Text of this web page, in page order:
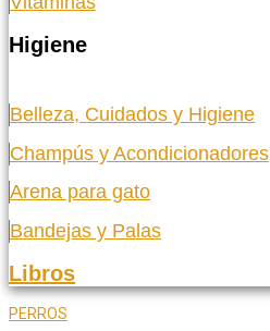
Higiene
Belleza, Cuidados y Higiene
Champús y Acondicionadores
Arena para gato
Bandejas y Palas
Libros
PERROS